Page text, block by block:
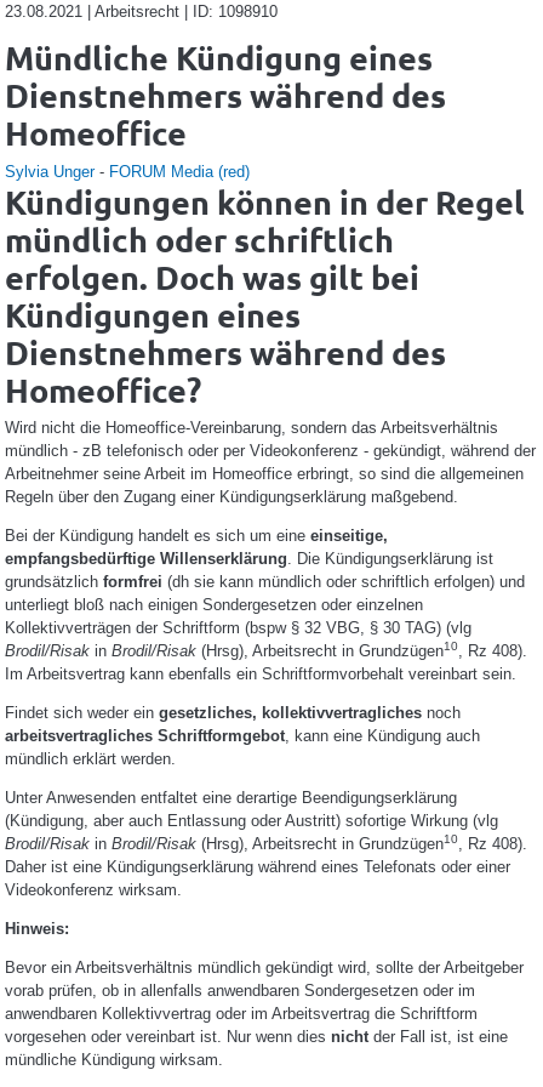
23.08.2021 | Arbeitsrecht | ID: 1098910
Mündliche Kündigung eines
Dienstnehmers während des
Homeoffice
Sylvia Unger- FORUM Media (red)
Kündigungen können in der Regel
mündlich oder schriftlich
erfolgen. Doch was gilt bei
Kündigungen eines
Dienstnehmers während des
Homeoffice?
Wird nicht die Homeoffice-Vereinbarung, sondern das Arbeitsverhältnis
mündlich - zB telefonisch oder per Videokonferenz - gekündigt, während der
Arbeitnehmer seine Arbeit im Homeoffice erbringt, so sind die allgemeinen
Regeln über den Zugang einer Kündigungserklärung maßgebend.
Bei der Kündigung handelt es sich um eine einseitige,
empfangsbedürftige Willenserklärung. Die Kündigungserklärung ist
grundsätzlich formfrei (dh sie kann mündlich oder schriftlich erfolgen) und
unterliegt bloß nach einigen Sondergesetzen oder einzelnen
Kollektivverträgen der Schriftform (bspw § 32 VBG, § 30 TAG) (vlg
Brodil/Risakin Brodil/Risak(Hrsg), Arbeitsrecht in Grundzügen10, Rz 408).
Im Arbeitsvertrag kann ebenfalls ein Schriftformvorbehalt vereinbart sein.
Findet sich weder ein gesetzliches, kollektivvertragliches noch
arbeitsvertragliches Schriftformgebot, kann eine Kündigung auch
mündlich erklärt werden.
Unter Anwesenden entfaltet eine derartige Beendigungserklärung
(Kündigung, aber auch Entlassung oder Austritt) sofortige Wirkung (vlg
Brodil/Risakin Brodil/Risak(Hrsg), Arbeitsrecht in Grundzügen10, Rz 408).
Daher ist eine Kündigungserklärung während eines Telefonats oder einer
Videokonferenz wirksam.
Hinweis:
Bevor ein Arbeitsverhältnis mündlich gekündigt wird, sollte der Arbeitgeber
vorab prüfen, ob in allenfalls anwendbaren Sondergesetzen oder im
anwendbaren Kollektivvertrag oder im Arbeitsvertrag die Schriftform
vorgesehen oder vereinbart ist. Nur wenn dies nicht der Fall ist, ist eine
mündliche Kündigung wirksam.